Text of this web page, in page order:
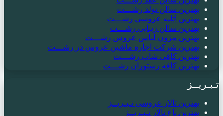
بهترین سالن تولد رشـــت
بهترین آتلیه عروسی رشـــت
بهترین سالن زیبایی رشـــت
بهترین مزون لباس عروس رشـــت
بهترین شرکت اجاره ماشین عروس در رشـــت
بهترین کافی شاپ رشـــت
بهترین کافه رستوران رشـــت
تـبـریــز
بهترین تالار عروسی تـبـریــز
بهترین باغ تالار تـبـریــز